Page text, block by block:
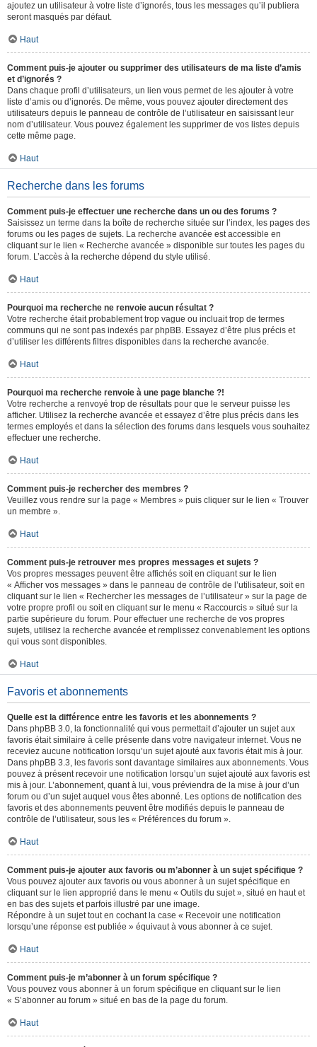
ajoutez un utilisateur à votre liste d’ignorés, tous les messages qu’il publiera
seront masqués par défaut.
Haut
Comment puis-je ajouter ou supprimer des utilisateurs de ma liste d’amis
et d’ignorés ?
Dans chaque profil d’utilisateurs, un lien vous permet de les ajouter à votre
liste d’amis ou d’ignorés. De même, vous pouvez ajouter directement des
utilisateurs depuis le panneau de contrôle de l’utilisateur en saisissant leur
nom d’utilisateur. Vous pouvez également les supprimer de vos listes depuis
cette même page.
Haut
Recherche dans les forums
Comment puis-je effectuer une recherche dans un ou des forums ?
Saisissez un terme dans la boîte de recherche située sur l’index, les pages des
forums ou les pages de sujets. La recherche avancée est accessible en
cliquant sur le lien « Recherche avancée » disponible sur toutes les pages du
forum. L’accès à la recherche dépend du style utilisé.
Haut
Pourquoi ma recherche ne renvoie aucun résultat ?
Votre recherche était probablement trop vague ou incluait trop de termes
communs qui ne sont pas indexés par phpBB. Essayez d’être plus précis et
d’utiliser les différents filtres disponibles dans la recherche avancée.
Haut
Pourquoi ma recherche renvoie à une page blanche ?!
Votre recherche a renvoyé trop de résultats pour que le serveur puisse les
afficher. Utilisez la recherche avancée et essayez d’être plus précis dans les
termes employés et dans la sélection des forums dans lesquels vous souhaitez
effectuer une recherche.
Haut
Comment puis-je rechercher des membres ?
Veuillez vous rendre sur la page « Membres » puis cliquer sur le lien « Trouver
un membre ».
Haut
Comment puis-je retrouver mes propres messages et sujets ?
Vos propres messages peuvent être affichés soit en cliquant sur le lien
« Afficher vos messages » dans le panneau de contrôle de l’utilisateur, soit en
cliquant sur le lien « Rechercher les messages de l’utilisateur » sur la page de
votre propre profil ou soit en cliquant sur le menu « Raccourcis » situé sur la
partie supérieure du forum. Pour effectuer une recherche de vos propres
sujets, utilisez la recherche avancée et remplissez convenablement les options
qui vous sont disponibles.
Haut
Favoris et abonnements
Quelle est la différence entre les favoris et les abonnements ?
Dans phpBB 3.0, la fonctionnalité qui vous permettait d’ajouter un sujet aux
favoris était similaire à celle présente dans votre navigateur internet. Vous ne
receviez aucune notification lorsqu’un sujet ajouté aux favoris était mis à jour.
Dans phpBB 3.3, les favoris sont davantage similaires aux abonnements. Vous
pouvez à présent recevoir une notification lorsqu’un sujet ajouté aux favoris est
mis à jour. L’abonnement, quant à lui, vous préviendra de la mise à jour d’un
forum ou d’un sujet auquel vous êtes abonné. Les options de notification des
favoris et des abonnements peuvent être modifiés depuis le panneau de
contrôle de l’utilisateur, sous les « Préférences du forum ».
Haut
Comment puis-je ajouter aux favoris ou m’abonner à un sujet spécifique ?
Vous pouvez ajouter aux favoris ou vous abonner à un sujet spécifique en
cliquant sur le lien approprié dans le menu « Outils du sujet », situé en haut et
en bas des sujets et parfois illustré par une image.
Répondre à un sujet tout en cochant la case « Recevoir une notification
lorsqu’une réponse est publiée » équivaut à vous abonner à ce sujet.
Haut
Comment puis-je m’abonner à un forum spécifique ?
Vous pouvez vous abonner à un forum spécifique en cliquant sur le lien
« S’abonner au forum » situé en bas de la page du forum.
Haut